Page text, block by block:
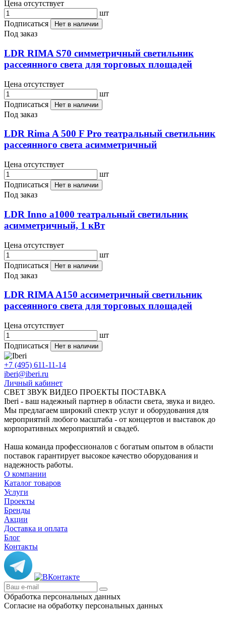
Цена отсутствует
шт
Подписаться
Нет в наличии
Под заказ
LDR RIMA S70 симметричный светильник
рассеянного света для торговых площадей
Цена отсутствует
шт
Подписаться
Нет в наличии
Под заказ
LDR Rima A 500 F Pro театральный светильник
рассеянного света aсимметричный
Цена отсутствует
шт
Подписаться
Нет в наличии
Под заказ
LDR Inno a1000 театральный светильник
aсимметричный, 1 кВт
Цена отсутствует
шт
Подписаться
Нет в наличии
Под заказ
LDR RIMA A150 ассиметричный светильник
рассеянного света для торговых площадей
Цена отсутствует
шт
Подписаться
Нет в наличии
+7 (495) 611-11-14
iberi@iberi.ru
Личный кабинет
СВЕТ ЗВУК ВИДЕО ПРОЕКТЫ ПОСТАВКА
Iberi - ваш надежный партнер в области света, звука и видео.
Мы предлагаем широкий спектр услуг и оборудования для
мероприятий любого масштаба - от концертов и выставок до
корпоративных мероприятий и свадеб.
Наша команда профессионалов с богатым опытом в области
поставок гарантирует высокое качество оборудования и
надежность работы.
О компании
Каталог товаров
Услуги
Проекты
Бренды
Акции
Доставка и оплата
Блог
Контакты
Обработка персональных данных
Согласие на обработку персональных данных